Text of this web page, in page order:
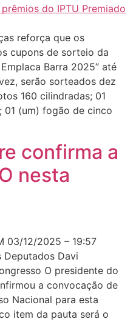
reforça que os
cupons de sorteio da
Barra 2025” até
serão sorteados dez
160 cilindradas; 01
01 (um) fogão de cinco
confirma a
nesta
03/12/2025 – 19:57
Deputados Davi
O presidente do
a convocação de
Nacional para esta
item da pauta será o